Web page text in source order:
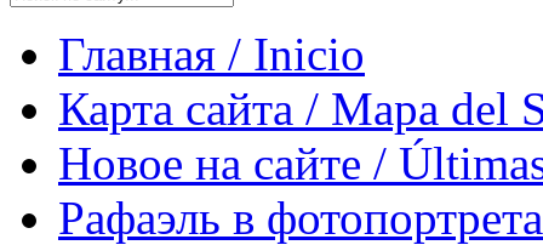
Главная / Inicio
Карта сайта / Mapa del
Новое на сайте /
Рафаэль в